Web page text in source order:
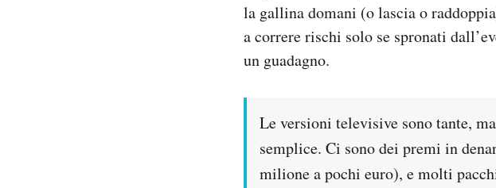
la gallina domani (o lascia o
a correre rischi solo se spronati
un guadagno.
Le versioni televisive sono tante,
semplice. Ci sono dei premi in
milione a pochi euro), e molti